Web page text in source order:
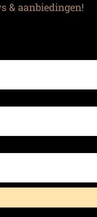
& aanbiedingen!